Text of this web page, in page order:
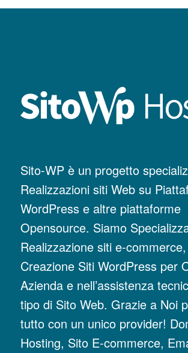
Sito-WP è un progetto
Realizzazioni siti Web su
WordPress e altre piattaforme
Opensource. Siamo
Realizzazione siti e-
Creazione Siti WordPress per
Azienda e nell’assistenza
tipo di Sito Web. Grazie a Noi
tutto con un unico provider!
Hosting, Sito E-commerce,